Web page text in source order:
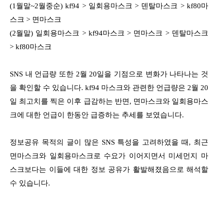
(1월말~2월중순) kf94 > 일회용마스크 > 덴탈마스크 > kf80마
스크 > 면마스크
(2월말) 일회용마스크 > kf94마스크 > 면마스크 > 덴탈마스크
> kf80마스크
SNS 내 언급량 또한 2월 20일을 기점으로 변화가 나타나는 것
을 확인할 수 있습니다. kf94 마스크와 관련한 언급량은 2월 20
일 최고치를 찍은 이후 급감하는 반면, 면마스크와 일회용마스
크에 대한 언급이 한동안 급증하는 추세를 보였습니다.
정보공유 목적의 글이 많은 SNS 특성을 고려하였을 때, 최근
면마스크와 일회용마스크로 수요가 이어지면서 미세먼지 마
스크보다는 이들에 대한 정보 공유가 활발해졌음으로 해석할
수 있습니다.